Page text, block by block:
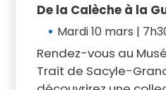
De la Calèche à la
Mardi 10 mars |
Rendez-vous au
Trait de Sacyle-